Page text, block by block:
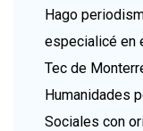
Hago
especialicé en
Tec de
Humanidades
Sociales con